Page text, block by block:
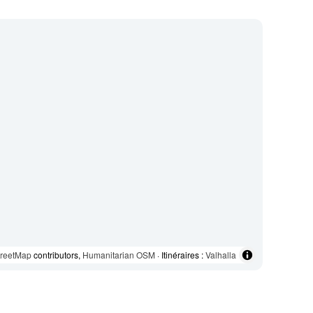
contributors, Humanitarian OSM · Itinéraires :Valhalla